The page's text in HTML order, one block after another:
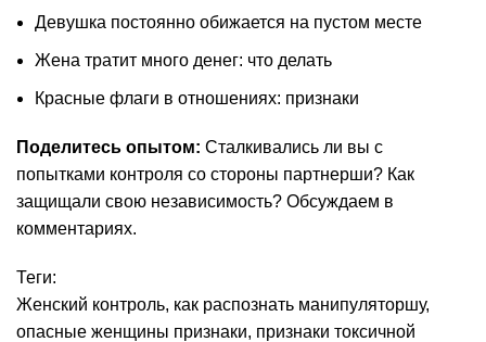
Девушка постоянно обижается на пустом месте
Жена тратит много денег: что делать
Красные флаги в отношениях: признаки
Поделитесь опытом: Сталкивались ли вы с
попытками контроля со стороны партнерши? Как
защищали свою независимость? Обсуждаем в
комментариях.
Теги:
Женский контроль, как распознать манипуляторшу,
опасные женщины признаки, признаки токсичной